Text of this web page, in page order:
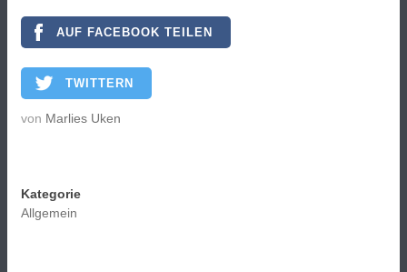
AUF FACEBOOK TEILEN
TWITTERN
von Marlies Uken
Kategorie
Allgemein